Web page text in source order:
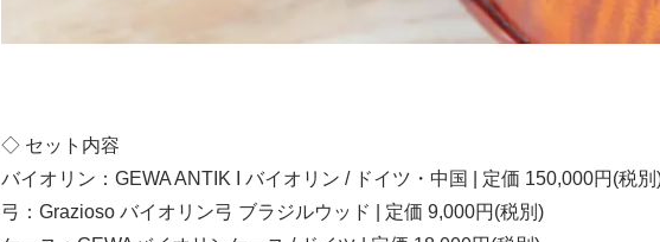
◇ セット内容
バイオリン：GEWA ANTIK I バイオリン / ドイツ・中国 | 定価 150,000円(税別
弓：Grazioso バイオリン弓 ブラジルウッド | 定価 9,000円(税別)